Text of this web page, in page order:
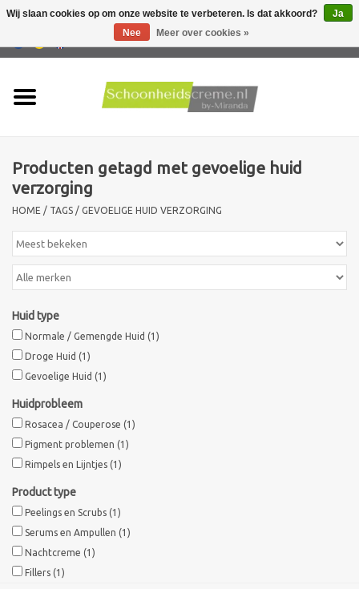
Producten
Huidproblemen
Mannen verzorging
Nieuw !!
Mila d'Opiz
Pascaud
Fusion Meso
Producten getagd met gevoelige huid
verzorging
HOME / TAGS / GEVOELIGE HUID VERZORGING
Huid type
Normale / Gemengde Huid (1)
Droge Huid (1)
Gevoelige Huid (1)
Huidprobleem
Rosacea / Couperose (1)
Pigment problemen (1)
Rimpels en Lijntjes (1)
Product type
Peelings en Scrubs (1)
Serums en Ampullen (1)
Nachtcreme (1)
Fillers (1)
Wij slaan cookies op om onze website te verbeteren. Is dat akkoord?
Ja
Nee
Meer over cookies »